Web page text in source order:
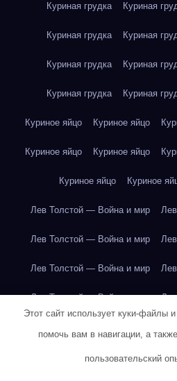
Куриная грудка Куриная
Куриная грудка Куриная
Куриная грудка Куриная
Куриная грудка Куриная
Куриное яйцо Куриное яйцо
Куриное яйцо Куриное яйцо
Куриное яйцо Куриное
Лев Толстой — Война и мир
Лев Толстой — Война и мир
Лев Толстой — Война и мир
Лев Толстой — Война и мир
Лев Толстой — Война и мир
Этот сайт использует куки-файлы
помочь вам в навигации, а
пользовательский